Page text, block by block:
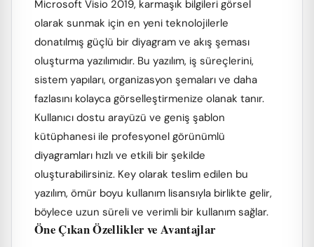
Microsoft Visio 2019, karmaşık bilgileri görsel
olarak sunmak için en yeni teknolojilerle
donatılmış güçlü bir diyagram ve akış şeması
oluşturma yazılımıdır. Bu yazılım, iş süreçlerini,
sistem yapıları, organizasyon şemaları ve daha
fazlasını kolayca görselleştirmenize olanak tanır.
Kullanıcı dostu arayüzü ve geniş şablon
kütüphanesi ile profesyonel görünümlü
diyagramları hızlı ve etkili bir şekilde
oluşturabilirsiniz. Key olarak teslim edilen bu
yazılım, ömür boyu kullanım lisansıyla birlikte gelir,
böylece uzun süreli ve verimli bir kullanım sağlar.
Öne Çıkan Özellikler ve Avantajlar